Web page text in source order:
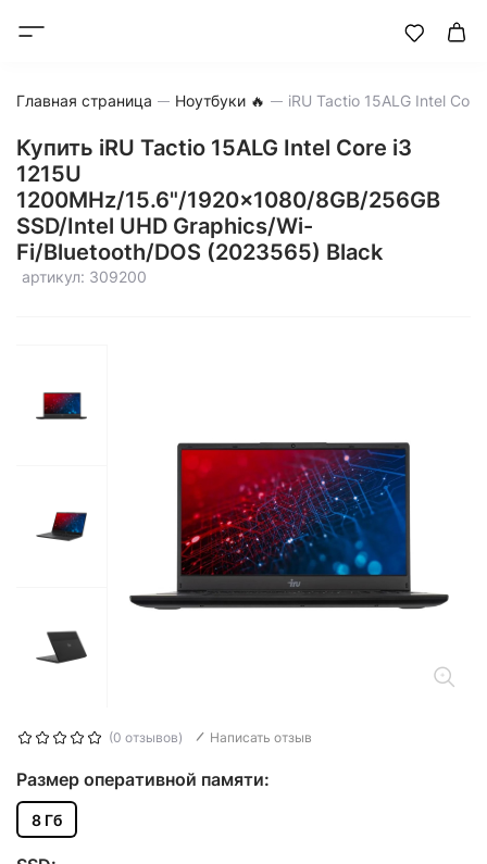
Главная страница Ноутбуки 🔥
Купить iRU Tactio 15ALG Intel Core i3
1215U
1200MHz/15.6"/1920x1080/8GB/256GB
SSD/Intel UHD Graphics/Wi-
Fi/Bluetooth/DOS (2023565) Black
артикул: 309200
(0 отзывов) Написать отзыв
Размер оперативной памяти:
8 Гб